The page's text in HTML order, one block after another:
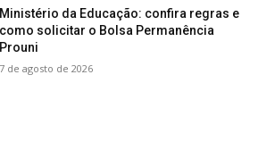
Ministério da Educação: confira regras e
como solicitar o Bolsa Permanência
Prouni
7 de agosto de 2026